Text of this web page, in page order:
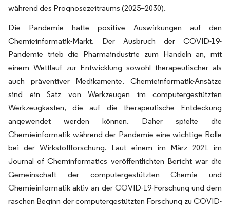
während des Prognosezeitraums (2025–2030).
Die Pandemie hatte positive Auswirkungen auf den
Chemieinformatik-Markt. Der Ausbruch der COVID-19-
Pandemie trieb die Pharmaindustrie zum Handeln an, mit
einem Wettlauf zur Entwicklung sowohl therapeutischer als
auch präventiver Medikamente. Chemieinformatik-Ansätze
sind ein Satz von Werkzeugen im computergestützten
Werkzeugkasten, die auf die therapeutische Entdeckung
angewendet werden können. Daher spielte die
Chemieinformatik während der Pandemie eine wichtige Rolle
bei der Wirkstoffforschung. Laut einem im März 2021 im
Journal of Cheminformatics veröffentlichten Bericht war die
Gemeinschaft der computergestützten Chemie und
Chemieinformatik aktiv an der COVID-19-Forschung und dem
raschen Beginn der computergestützten Forschung zu COVID-